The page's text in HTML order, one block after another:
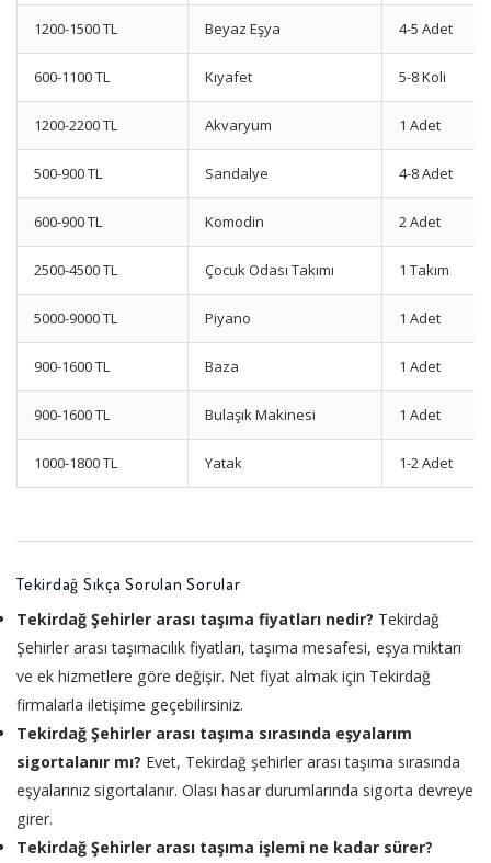
1200-1500 TL Beyaz Eşya 4-5 Adet
600-1100 TL Kıyafet 5-8 Koli
1200-2200 TL Akvaryum 1 Adet
500-900 TL Sandalye 4-8 Adet
600-900 TL Komodin 2 Adet
2500-4500 TL Çocuk Odası Takımı 1 Takım
5000-9000 TL Piyano 1 Adet
900-1600 TL Baza 1 Adet
900-1600 TL Bulaşık Makinesi 1 Adet
1000-1800 TL Yatak 1-2 Adet
Tekirdağ Sıkça Sorulan Sorular
Tekirdağ Şehirler arası taşıma fiyatları nedir? Tekirdağ
Şehirler arası taşımacılık fiyatları, taşıma mesafesi, eşya miktarı
ve ek hizmetlere göre değişir. Net fiyat almak için Tekirdağ
firmalarla iletişime geçebilirsiniz.
Tekirdağ Şehirler arası taşıma sırasında eşyalarım
sigortalanır mı? Evet, Tekirdağ şehirler arası taşıma sırasında
eşyalarınız sigortalanır. Olası hasar durumlarında sigorta devreye
girer.
Tekirdağ Şehirler arası taşıma işlemi ne kadar sürer?